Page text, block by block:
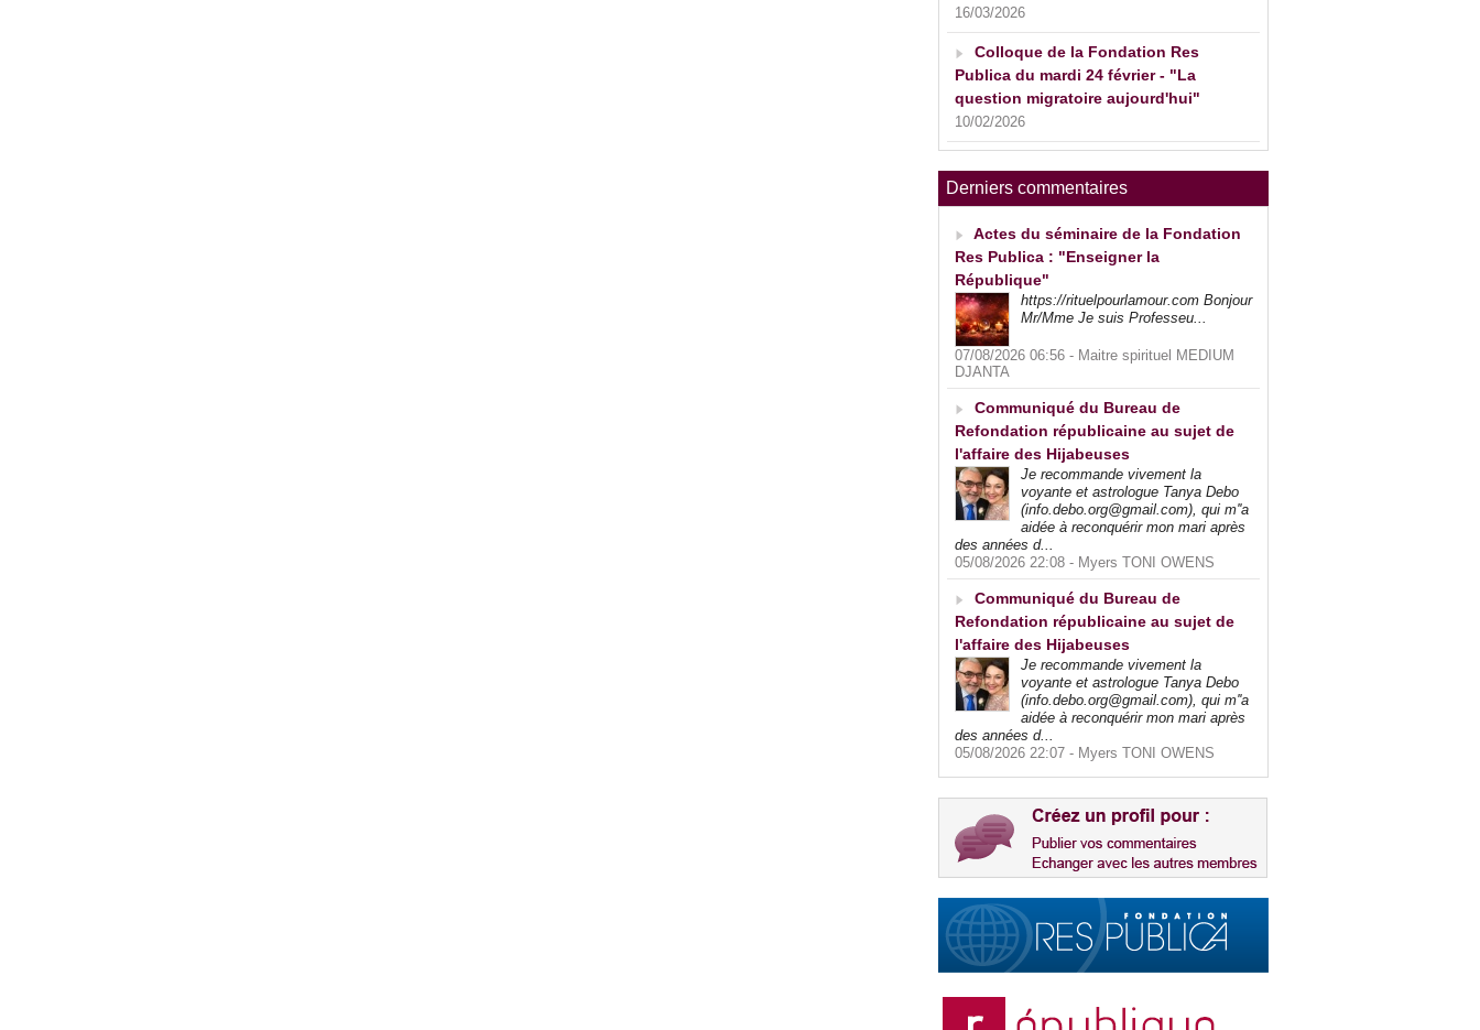
16/03/2026
Colloque de la Fondation Res
Publica du mardi 24 février - "La
question migratoire aujourd'hui"
10/02/2026
Derniers commentaires
Actes du séminaire de la Fondation
Res Publica : "Enseigner la
République"
https://rituelpourlamour.com Bonjour
Mr/Mme Je suis Professeu...
07/08/2026 06:56 - Maitre spirituel MEDIUM
DJANTA
Communiqué du Bureau de
Refondation républicaine au sujet de
l'affaire des Hijabeuses
Je recommande vivement la
voyante et astrologue Tanya Debo
(info.debo.org@gmail.com), qui m''a
aidée à reconquérir mon mari après
des années d...
05/08/2026 22:08 - Myers TONI OWENS
Communiqué du Bureau de
Refondation républicaine au sujet de
l'affaire des Hijabeuses
Je recommande vivement la
voyante et astrologue Tanya Debo
(info.debo.org@gmail.com), qui m''a
aidée à reconquérir mon mari après
des années d...
05/08/2026 22:07 - Myers TONI OWENS